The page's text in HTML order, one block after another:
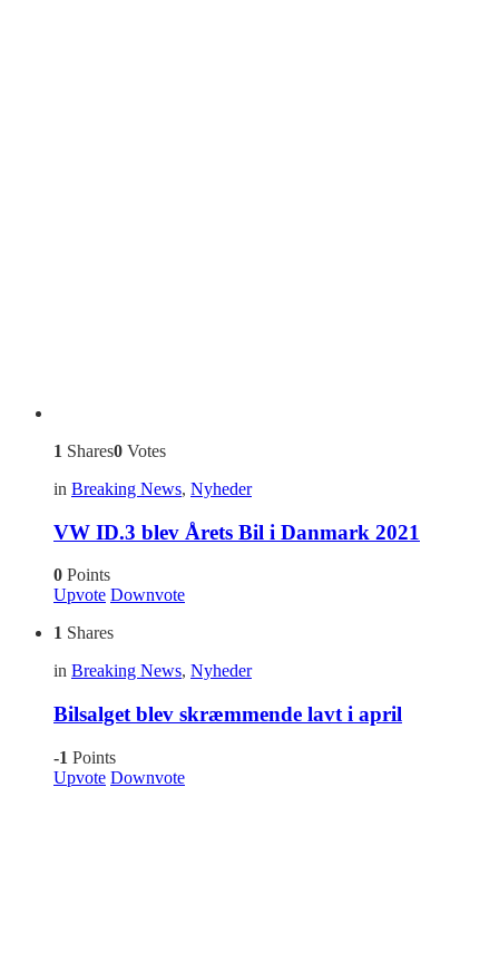
1 Shares0 Votes
in Breaking News, Nyheder
VW ID.3 blev Årets Bil i Danmark 2021
0 Points
Upvote Downvote
1 Shares
in Breaking News, Nyheder
Bilsalget blev skræmmende lavt i april
-1 Points
Upvote Downvote